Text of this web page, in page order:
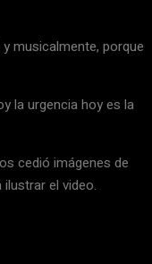
musicalmente, porque
la urgencia hoy es la
cedió imágenes de
el video.